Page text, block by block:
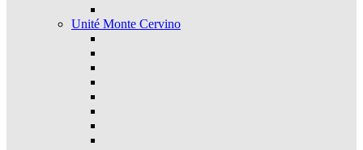
Unité Monte Cervino